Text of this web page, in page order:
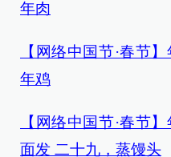
年肉
【网络中国节·春节
年鸡
【网络中国节·春节
面发 二十九，蒸馒头